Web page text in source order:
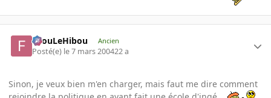
FilouLeHibou Ancien
Posté(e) le 7 mars 200422 a
Sinon, je veux bien m'en charger, mais faut me dire comment